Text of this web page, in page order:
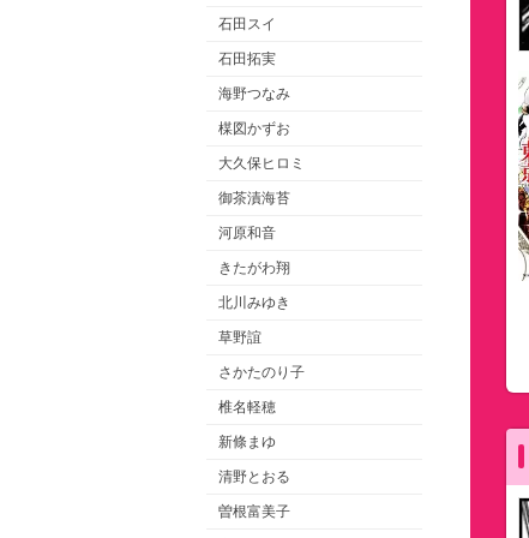
石田スイ
石田拓実
海野つなみ
楳図かずお
大久保ヒロミ
御茶漬海苔
河原和音
きたがわ翔
北川みゆき
草野誼
さかたのり子
椎名軽穂
新條まゆ
清野とおる
曽根富美子